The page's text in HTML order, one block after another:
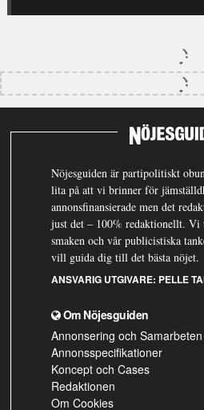
Nöjesguiden är partipolitiskt
lita på att vi brinner för
annonsfinansierade men det
just det – 100% redaktionellt. Vi
smaken och vår publicistiska
vill guida dig till det bästa nöjet.
ANSVARIG UTGIVARE: PELLE
Om Nöjesguiden
Annonsering och Samarbeten
Annonsspecifikationer
Koncept och Cases
Redaktionen
Om Cookies